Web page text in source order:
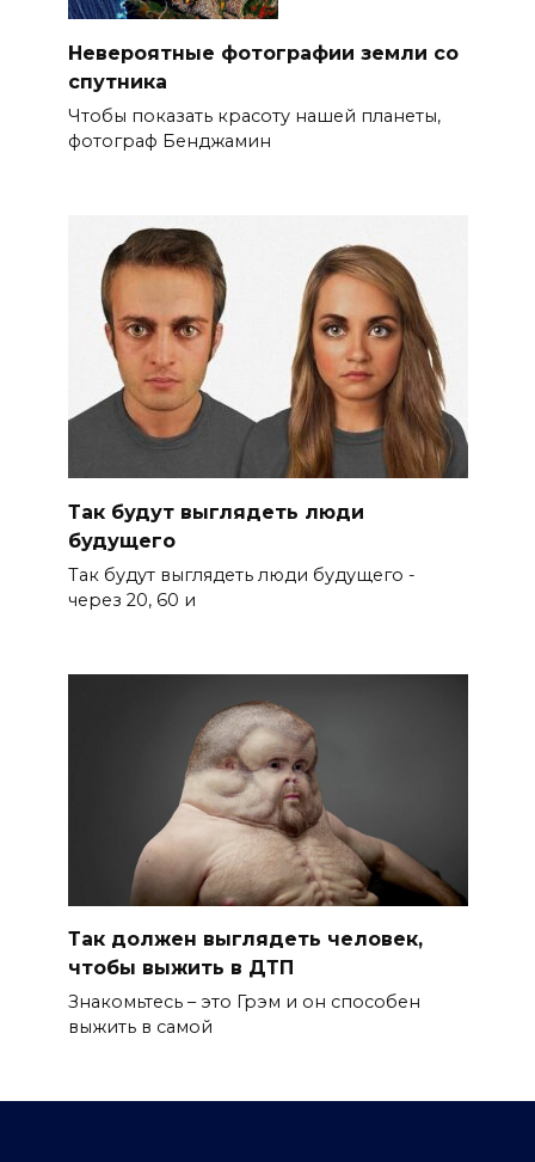
Невероятные фотографии земли со
спутника
Чтобы показать красоту нашей планеты,
фотограф Бенджамин
Так будут выглядеть люди
будущего
Так будут выглядеть люди будущего -
через 20, 60 и
Так должен выглядеть человек,
чтобы выжить в ДТП
Знакомьтесь – это Грэм и он способен
выжить в самой